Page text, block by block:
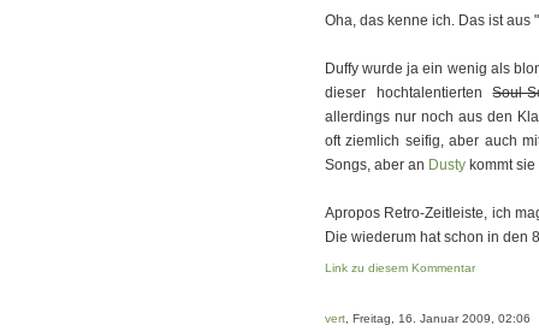
Oha, das kenne ich. Das ist aus
Duffy wurde ja ein wenig als
dieser hochtalentiertenSoul-
allerdings nur noch aus den
oft ziemlich seifig, aber auch
Songs, aber an Dusty kommt
Apropos Retro-Zeitleiste, ich
Die wiederum hat schon in den
Link zu diesem Kommentar
vert , Freitag, 16. Januar 2009, 02:06